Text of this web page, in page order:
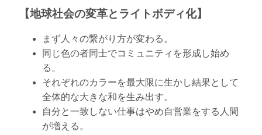
【地球社会の変革とライトボディ化】
まず人々の繋がり方が変わる。
同じ色の者同士でコミュニティを形成し始め
る。
それぞれのカラーを最大限に生かし結果として
全体的な大きな和を生み出す。
自分と一致しない仕事はやめ自営業をする人間
が増える。